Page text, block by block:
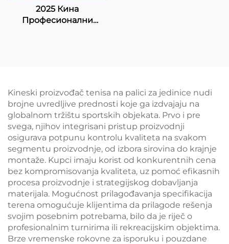
2025 Кина
Професионални
за игру 005
Kineski proizvođač tenisa na palici za jedinice nudi
brojne uvredljive prednosti koje ga izdvajaju na
globalnom tržištu sportskih objekata. Prvo i pre
svega, njihov integrisani pristup proizvodnji
osigurava potpunu kontrolu kvaliteta na svakom
segmentu proizvodnje, od izbora sirovina do krajnje
montaže. Kupci imaju korist od konkurentnih cena
bez kompromisovanja kvaliteta, uz pomoć efikasnih
procesa proizvodnje i strategijskog dobavljanja
materijala. Mogućnost prilagođavanja specifikacija
terena omogućuje klijentima da prilagode rešenja
svojim posebnim potrebama, bilo da je riječ o
profesionalnim turnirima ili rekreacijskim objektima.
Brze vremenske rokovne za isporuku i pouzdane